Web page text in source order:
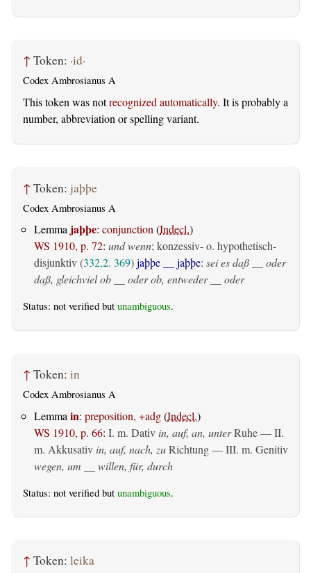
↑ Token: ·id·
Codex Ambrosianus A
This token was notrecognized automatically. It is probably a
number, abbreviation or spelling variant.
↑ Token: jaþþe
Codex Ambrosianus A
Lemma jaþþe: conjunction(Indecl.)
WS 1910, p. 72: und wenn; konzessiv- o. hypothetisch-
disjunktiv (332,2. 369)jaþþe __ jaþþe: sei es daß __ oder
daß, gleichviel ob __ oder ob, entweder __ oder
Status: not verified but unambiguous.
↑ Token: in
Codex Ambrosianus A
Lemma in: preposition, +adg(Indecl.)
WS 1910, p. 66: I. m. Dativ in, auf, an, unterRuhe — II.
m. Akkusativ in, auf, nach, zuRichtung — III. m. Genitiv
wegen, um __ willen, für, durch
Status: not verified but unambiguous.
↑ Token: leika